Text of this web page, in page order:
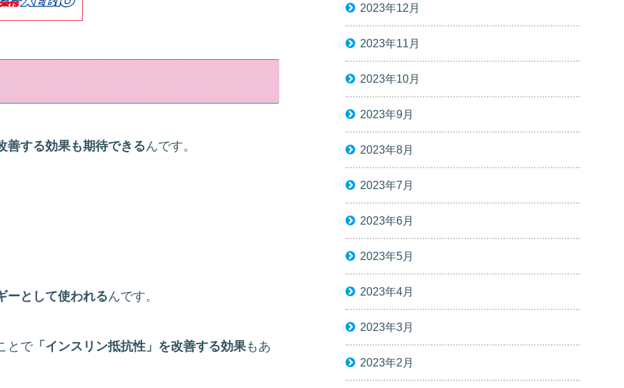
善する効果も期待できるんです。
ーとして使われるんです。
とで「インスリン抵抗性」を改善する効果もあ
2023年12月
2023年11月
2023年10月
2023年9月
2023年8月
2023年7月
2023年6月
2023年5月
2023年4月
2023年3月
2023年2月